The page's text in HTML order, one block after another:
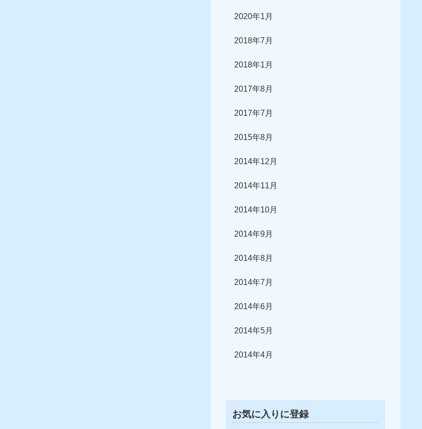
2020年1月
2018年7月
2018年1月
2017年8月
2017年7月
2015年8月
2014年12月
2014年11月
2014年10月
2014年9月
2014年8月
2014年7月
2014年6月
2014年5月
2014年4月
お気に入りに登録